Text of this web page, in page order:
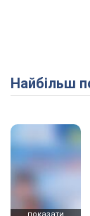
Найбільш